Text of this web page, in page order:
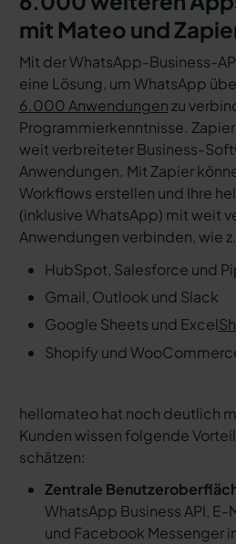
mit Mateo und
Mit der WhatsApp-Business-
eine Lösung, um WhatsApp
6.000 Anwendungenzu
Programmierkenntnisse.
weit verbreiteter Business-
Anwendungen. Mit Zapier
Workflows erstellen und Ihre
(inklusive WhatsApp) mit weit
Anwendungen verbinden, wie
HubSpot, Salesforce und
Gmail, Outlook und Slack
Google Sheets und Excel
Shopify und
hellomateo hat noch deutlich
Kunden wissen folgende
schätzen:
Zentrale
WhatsApp Business API, E-
und Facebook Messenger